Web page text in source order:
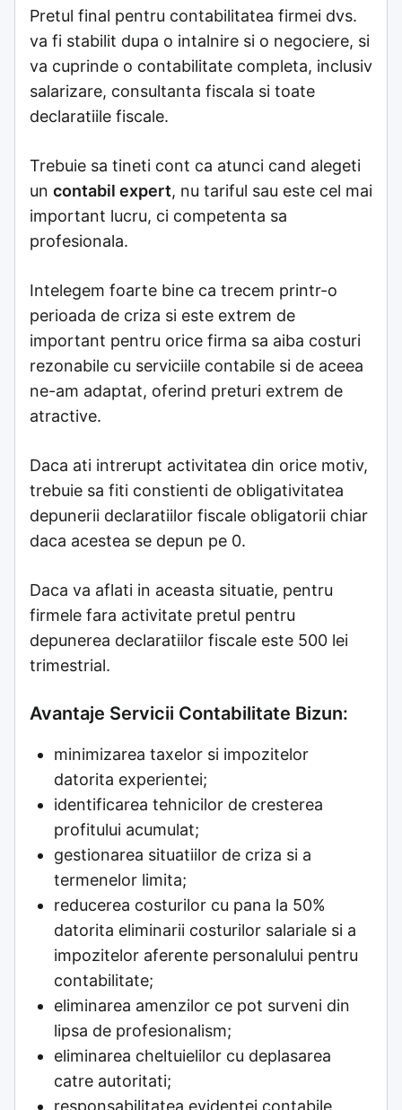
Pretul final pentru contabilitatea firmei dvs.
va fi stabilit dupa o intalnire si o negociere, si
va cuprinde o contabilitate completa, inclusiv
salarizare, consultanta fiscala si toate
declaratiile fiscale.
Trebuie sa tineti cont ca atunci cand alegeti
un contabil expert, nu tariful sau este cel mai
important lucru, ci competenta sa
profesionala.
Intelegem foarte bine ca trecem printr-o
perioada de criza si este extrem de
important pentru orice firma sa aiba costuri
rezonabile cu serviciile contabile si de aceea
ne-am adaptat, oferind preturi extrem de
atractive.
Daca ati intrerupt activitatea din orice motiv,
trebuie sa fiti constienti de obligativitatea
depunerii declaratiilor fiscale obligatorii chiar
daca acestea se depun pe 0.
Daca va aflati in aceasta situatie, pentru
firmele fara activitate pretul pentru
depunerea declaratiilor fiscale este 500 lei
trimestrial.
Avantaje Servicii Contabilitate Bizun:
minimizarea taxelor si impozitelor
datorita experientei;
identificarea tehnicilor de cresterea
profitului acumulat;
gestionarea situatiilor de criza si a
termenelor limita;
reducerea costurilor cu pana la 50%
datorita eliminarii costurilor salariale si a
impozitelor aferente personalului pentru
contabilitate;
eliminarea amenzilor ce pot surveni din
lipsa de profesionalism;
eliminarea cheltuielilor cu deplasarea
catre autoritati;